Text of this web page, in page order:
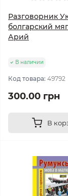
Разговорник
болгарский
Арий
В наличии
Код товара: 49792
300.00 грн
В